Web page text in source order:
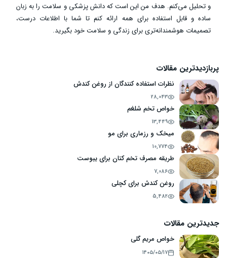
و تحلیل می‌کنم. هدف من این است که دانش پزشکی و سلامت را به زبان
ساده و قابل استفاده برای همه ارائه کنم تا شما با اطلاعات درست،
تصمیمات هوشمندانه‌تری برای زندگی و سلامت خود بگیرید.
پربازدیدترین مقالات
نظرات استفاده کنندگان از روغن کندش
28,043
خواص تخم شلغم
13,449
میخک و رزماری برای مو
10,774
طریقه مصرف تخم کتان برای یبوست
7,086
روغن کندش برای کچلی
5,482
جدیدترین مقالات
خواص مریم گلی
۱۴۰۵/۰۵/۱۷